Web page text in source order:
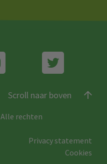
Scroll naar boven
Alle rechten
Privacy statement
Cookies